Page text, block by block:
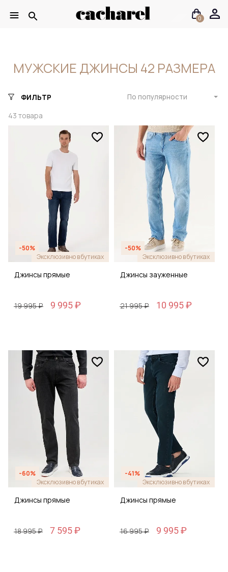
0
МУЖСКИЕ ДЖИНСЫ 42 РАЗМЕРА
ФИЛЬТР
43 товара
По популярности
-50%
Эксклюзивно в бутиках
Джинсы прямые
19 995 ₽ 9 995 ₽
-50%
Эксклюзивно в бутиках
Джинсы зауженные
21 995 ₽ 10 995 ₽
-60%
Эксклюзивно в бутиках
Джинсы прямые
18 995 ₽ 7 595 ₽
-41%
Эксклюзивно в бутиках
Джинсы прямые
16 995 ₽ 9 995 ₽